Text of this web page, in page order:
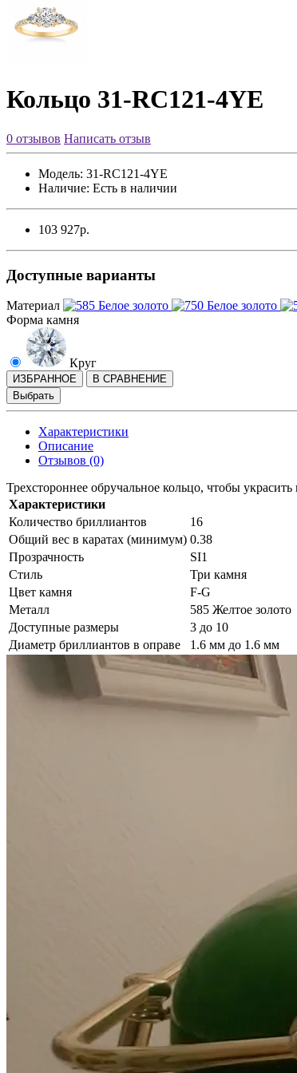
Кольцо 31-RC121-4YE
0 отзывов Написать отзыв
Модель: 31-RC121-4YE
Наличие: Есть в наличии
103 927р.
Доступные варианты
Материал
Форма камня
Круг
ИЗБРАННОЕ
В СРАВНЕНИЕ
Выбрать
Характеристики
Описание
Отзывов (0)
Трехстороннее обручальное кольцо, чтобы
Характеристики
Количество бриллиантов
16
Общий вес в каратах (минимум) 0.38
Прозрачность
SI1
Стиль
Три камня
Цвет камня
F-G
Металл
585 Желтое золото
Доступные размеры
3 до 10
Диаметр бриллиантов в оправе
1.6 мм до 1.6 мм